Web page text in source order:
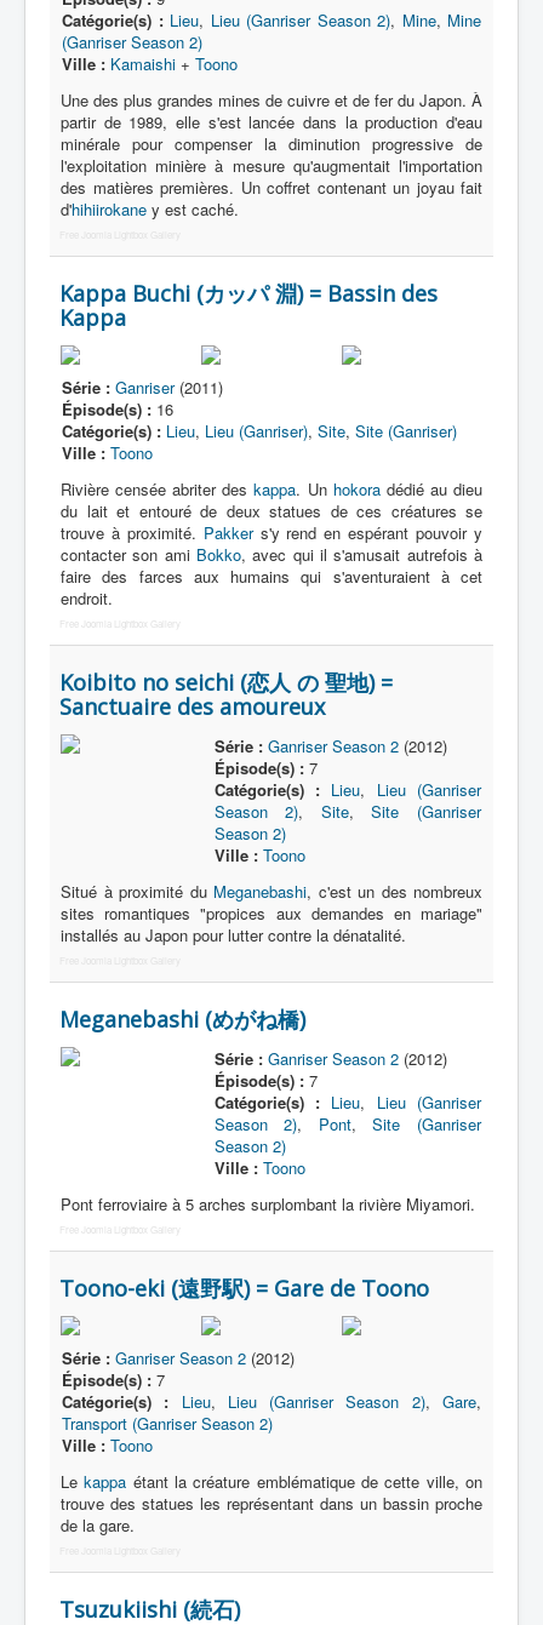
Restauration
Sanctuaire
Science
Site
Sport
_
[]
Hachimantai
Ichinoseki
Kamaishi
Kitakami
Kurihara
Miyako
Morioka
Shiwa
Sumita
Catégorie(s) : Lieu, Lieu (Ganriser Season 2), Mine, Mine
(Ganriser Season 2)
Ville : Kamaishi + Toono
Une des plus grandes mines de cuivre et de fer du Japon. À
partir de 1989, elle s'est lancée dans la production d'eau
minérale pour compenser la diminution progressive de
l'exploitation minière à mesure qu'augmentait l'importation
des matières premières. Un coffret contenant un joyau fait
d'hihiirokane y est caché.
Kappa Buchi (カッパ 淵) = Bassin des
Kappa
Série : Ganriser(2011)
Épisode(s) : 16
Catégorie(s) : Lieu, Lieu (Ganriser), Site, Site (Ganriser)
Ville : Toono
Rivière censée abriter deskappa. Un hokoradédié au dieu
du lait et entouré de deux statues de ces créatures se
trouve à proximité. Pakkers'y rend en espérant pouvoir y
contacter son ami Bokko, avec qui il s'amusait autrefois à
faire des farces aux humains qui s'aventuraient à cet
endroit.
Free Joomla Lightbox Gallery
Koibito no seichi (恋人 の 聖地) =
Sanctuaire des amoureux
Série : Ganriser Season 2(2012)
Épisode(s) :7
Catégorie(s) : Lieu, Lieu (Ganriser
Season 2), Site,Site (Ganriser
Season 2)
Ville : Toono
Situé à proximité du Meganebashi, c'est un des nombreux
sites romantiques "propices aux demandes en mariage"
installés au Japon pour lutter contre la dénatalité.
Meganebashi (めがね橋)
Série : Ganriser Season 2(2012)
Épisode(s) :7
Catégorie(s) : Lieu, Lieu (Ganriser
Season 2), Pont,Site (Ganriser
Season 2)
Ville : Toono
Pont ferroviaire à 5 arches surplombant la rivière Miyamori.
Free Joomla Lightbox Gallery
Toono-eki (遠野駅) = Gare de Toono
Série : Ganriser Season 2 (2012)
Épisode(s) : 7
Catégorie(s) :
Lieu, Lieu (Ganriser Season 2),Gare,
Transport (Ganriser Season 2)
Ville : Toono
Lekappa étant la créature emblématique de cette ville, on
trouve des statues les représentant dans un bassin proche
de la gare.
Tsuzukiishi (続石)